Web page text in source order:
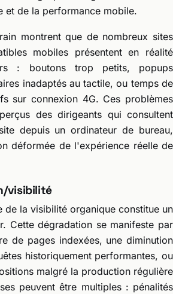
et de la performance mobile.
montrent que de nombreux sites
mobiles présentent en réalité
: boutons trop petits, popups
inadaptés au tactile, ou temps de
sur connexion 4G. Ces problèmes
des dirigeants qui consultent
depuis un ordinateur de bureau,
déformée de l'expérience réelle de
visibilité
de la visibilité organique constitue un
Cette dégradation se manifeste par
de pages indexées, une diminution
historiquement performantes, ou
malgré la production régulière
peuvent être multiples : pénalités